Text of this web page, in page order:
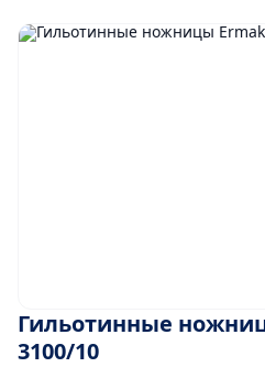
Гильотинные
3100/10